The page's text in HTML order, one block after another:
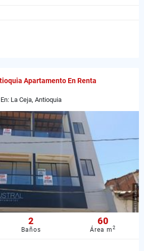
Apartamento En Renta
En: La Ceja, Antioquia
2
Baños
60
Área m2